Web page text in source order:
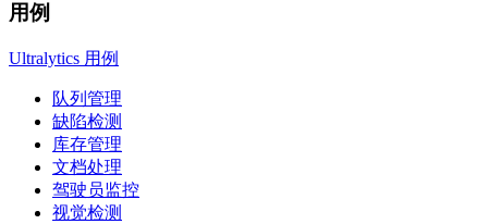
用例
Ultralytics 用例
队列管理
缺陷检测
库存管理
文档处理
驾驶员监控
视觉检测